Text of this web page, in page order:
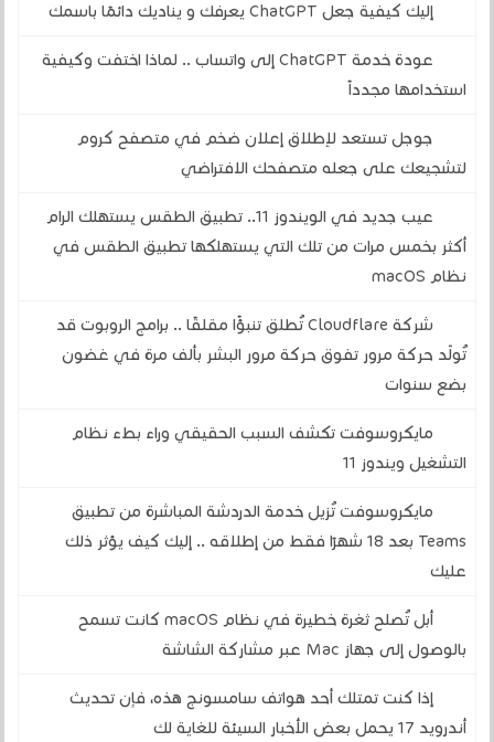
إليك كيفية جعل ChatGPT يعرفك و يناديك دائمًا باسمك
عودة خدمة ChatGPT إلى واتساب .. لماذا اختفت وكيفية
استخدامها مجدداً
جوجل تستعد لإطلاق إعلان ضخم في متصفح كروم
لتشجيعك على جعله متصفحك الافتراضي
عيب جديد في الويندوز 11.. تطبيق الطقس يستهلك الرام
أكثر بخمس مرات من تلك التي يستهلكها تطبيق الطقس في
نظام macOS
شركة Cloudflare تُطلق تنبؤًا مقلقًا .. برامج الروبوت قد
تُولّد حركة مرور تفوق حركة مرور البشر بألف مرة في غضون
بضع سنوات
مايكروسوفت تكشف السبب الحقيقي وراء بطء نظام
التشغيل ويندوز 11
مايكروسوفت تُزيل خدمة الدردشة المباشرة من تطبيق
Teams بعد 18 شهرًا فقط من إطلاقه .. إليك كيف يؤثر ذلك
عليك
أبل تُصلح ثغرة خطيرة في نظام macOS كانت تسمح
بالوصول إلى جهاز Mac عبر مشاركة الشاشة
إذا كنت تمتلك أحد هواتف سامسونج هذه، فإن تحديث
أندرويد 17 يحمل بعض الأخبار السيئة للغاية لك